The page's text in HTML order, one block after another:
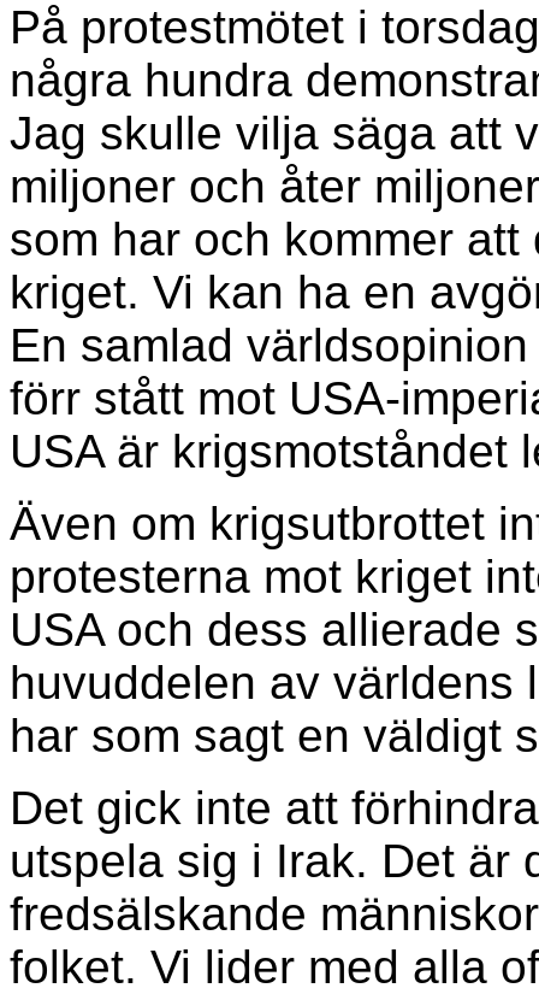
På protestmötet i
några hundra
Jag skulle vilja säga att
miljoner och åter
som har och kommer
kriget. Vi kan ha en
En samlad
förr stått mot USA-
USA är krigsmotståndet
Även om krigsutbrottet
protesterna mot kriget
USA och dess allierade
huvuddelen av världens
har som sagt en väldigt
Det gick inte att
utspela sig i Irak. Det är
fredsälskande
folket. Vi lider med alla